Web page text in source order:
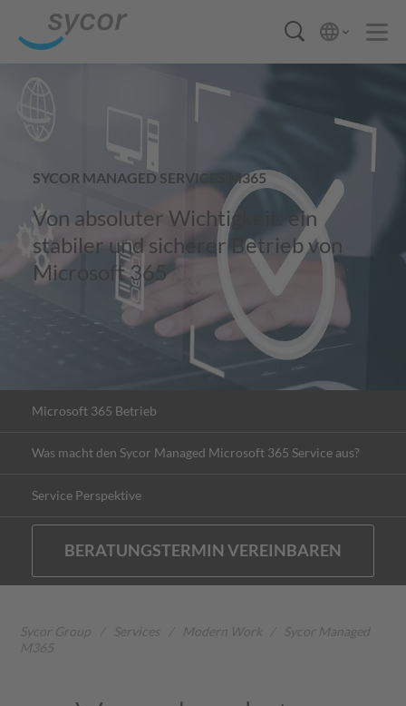
SYCOR MANAGED SERVICES M365
Von absoluter Wichtigkeit: ein
stabiler und sicherer Betrieb von
Microsoft 365
Microsoft 365 Betrieb
Was macht den Sycor Managed Microsoft 365 Service aus?
Service Perspektive
BERATUNGSTERMIN VEREINBAREN
Sycor Group Services Modern Work
Sycor Managed
M365